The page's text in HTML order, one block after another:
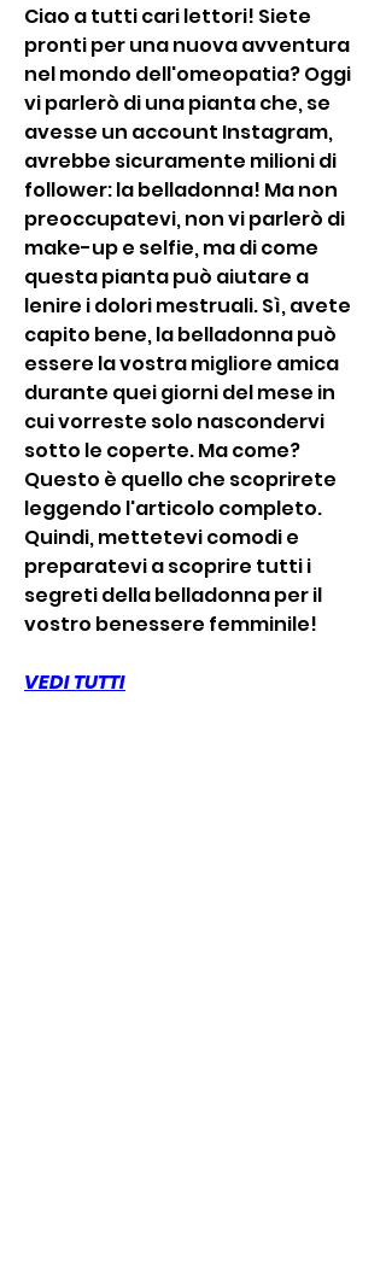
Ciao a tutti cari lettori! Siete
pronti per una nuova avventura
nel mondo dell'omeopatia? Oggi
vi parlerò di una pianta che, se
avesse un account Instagram,
avrebbe sicuramente milioni di
follower: la belladonna! Ma non
preoccupatevi, non vi parlerò di
make-up e selfie, ma di come
questa pianta può aiutare a
lenire i dolori mestruali. Sì, avete
capito bene, la belladonna può
essere la vostra migliore amica
durante quei giorni del mese in
cui vorreste solo nascondervi
sotto le coperte. Ma come?
Questo è quello che scoprirete
leggendo l'articolo completo.
Quindi, mettetevi comodi e
preparatevi a scoprire tutti i
segreti della belladonna per il
vostro benessere femminile!
VEDI TUTTI